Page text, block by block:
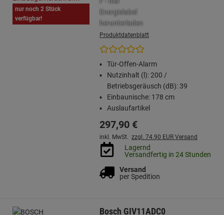
nur noch 2 Stück
verfügbar!
Produktdatenblatt
Tür-Offen-Alarm
Nutzinhalt (l): 200 /
Betriebsgeräusch (dB): 39
Einbaunische: 178 cm
Auslaufartikel
297,90 €
inkl. MwSt. zzgl. 74.90 EUR Versand
Lagernd
Versandfertig in 24 Stunden
Versand
per Spedition
Bosch GIV11ADC0